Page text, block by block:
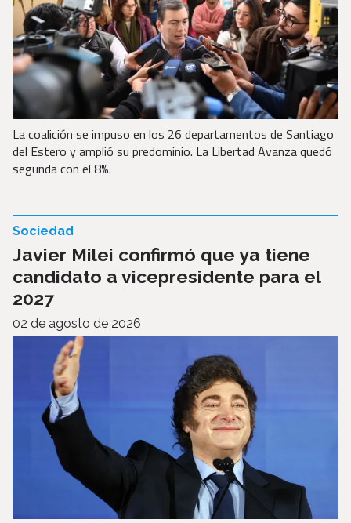
La coalición se impuso en los 26 departamentos de Santiago
del Estero y amplió su predominio. La Libertad Avanza quedó
segunda con el 8%.
Javier Milei confirmó que ya tiene
candidato a vicepresidente para el
2027
Sociedad
02 de agosto de 2026